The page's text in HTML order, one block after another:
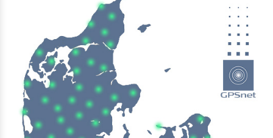
sprøjtning med pesticider.
Undgå blinde vinkler med de indbyggede
omnidirektionale sensorer.
Det sfæriske radarsystem opfatter forhindringer og
omgivelser i alle miljøer, vejrforhold og synsvinkler
uanset støv- og lysinterferens. Automatisk forhindring af
forhindringer og adaptive flyvefunktioner hjælper med
at opretholde sikkerheden under enhver flyvning.
Dobbelt FPV-kameraer for forbedret styring
Præsentation af det nye interface til Agras serien